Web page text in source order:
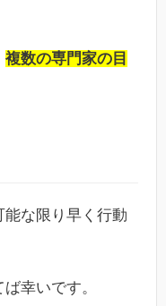
複数の専門家の目
な限り早く行動
幸いです。